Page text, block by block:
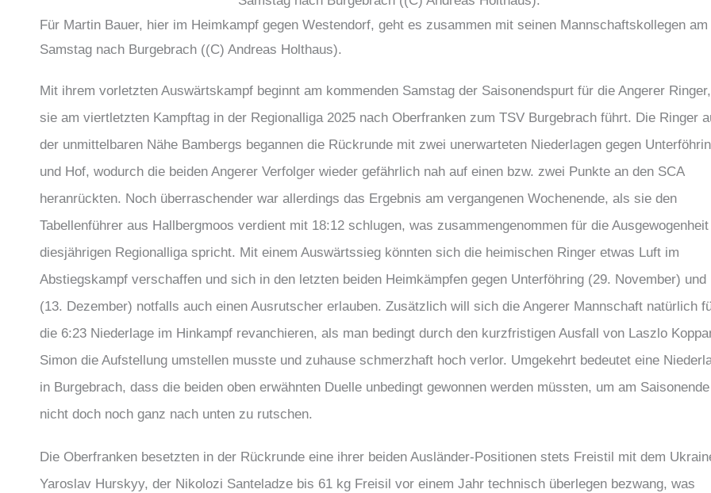
Für Martin Bauer, hier im Heimkampf gegen Westendorf, geht es zusammen mit seinen Mannschaftskollegen am
Samstag nach Burgebrach ((C) Andreas Holthaus).
Mit ihrem vorletzten Auswärtskampf beginnt am kommenden Samstag der Saisonendspurt für die Angerer
sie am viertletzten Kampftag in der Regionalliga 2025 nach Oberfranken zum TSV Burgebrach führt. Die Ringer
der unmittelbaren Nähe Bambergs begannen die Rückrunde mit zwei unerwarteten Niederlagen gegen
und Hof, wodurch die beiden Angerer Verfolger wieder gefährlich nah auf einen bzw. zwei Punkte an den SCA
heranrückten. Noch überraschender war allerdings das Ergebnis am vergangenen Wochenende, als sie den
Tabellenführer aus Hallbergmoos verdient mit 18:12 schlugen, was zusammengenommen für die
diesjährigen Regionalliga spricht. Mit einem Auswärtssieg könnten sich die heimischen Ringer etwas Luft im
Abstiegskampf verschaffen und sich in den letzten beiden Heimkämpfen gegen Unterföhring (29. November) und
(13. Dezember) notfalls auch einen Ausrutscher erlauben. Zusätzlich will sich die Angerer Mannschaft natürlich
die 6:23 Niederlage im Hinkampf revanchieren, als man bedingt durch den kurzfristigen Ausfall von Laszlo
Simon die Aufstellung umstellen musste und zuhause schmerzhaft hoch verlor. Umgekehrt bedeutet eine
in Burgebrach, dass die beiden oben erwähnten Duelle unbedingt gewonnen werden müssten, um am Saisonende
nicht doch noch ganz nach unten zu rutschen.
Die Oberfranken besetzten in der Rückrunde eine ihrer beiden Ausländer-Positionen stets Freistil mit dem
Yaroslav Hurskyy, der Nikolozi Santeladze bis 61 kg Freisil vor einem Jahr technisch überlegen bezwang, was